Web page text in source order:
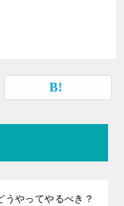
うやってやるべき？